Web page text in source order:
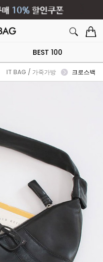
BEST 100
IT BAG / 가죽가방 크로스백